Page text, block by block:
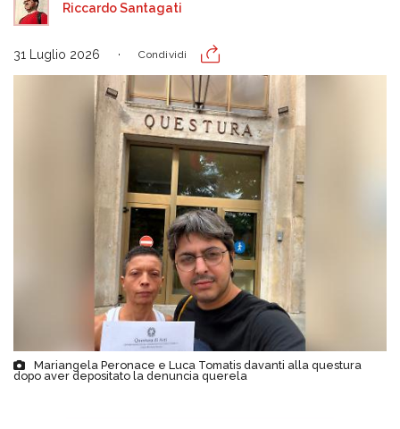
Riccardo Santagati
31 Luglio 2026 Condividi
Mariangela Peronace e Luca Tomatis davanti alla questura
dopo aver depositato la denuncia querela